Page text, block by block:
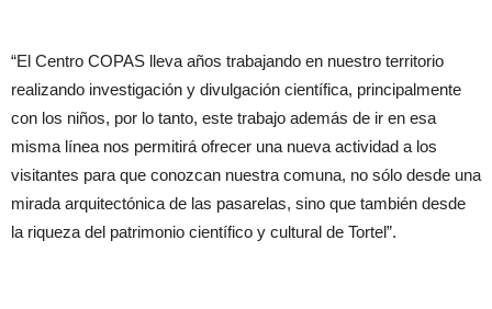
“El Centro COPAS lleva años trabajando en nuestro territorio
realizando investigación y divulgación científica, principalmente
con los niños, por lo tanto, este trabajo además de ir en esa
misma línea nos permitirá ofrecer una nueva actividad a los
visitantes para que conozcan nuestra comuna, no sólo desde una
mirada arquitectónica de las pasarelas, sino que también desde
la riqueza del patrimonio científico y cultural de Tortel”.